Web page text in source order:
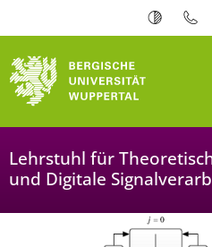
Lehrstuhl für
und Digitale
Bergische